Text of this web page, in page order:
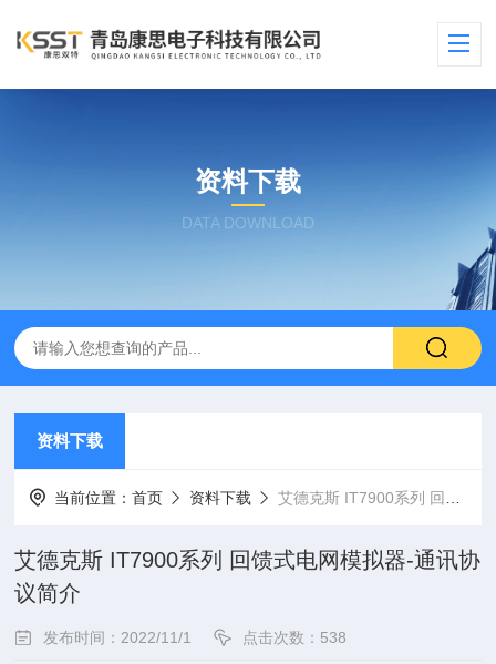
资料下载
DATA DOWNLOAD
资料下载
当前位置：首页 资料下载 艾德克斯 IT7900系列 回馈式电网模拟器-通讯协议简介
艾德克斯 IT7900系列 回馈式电网模拟器-通讯协
议简介
发布时间：2022/11/1 点击次数：538